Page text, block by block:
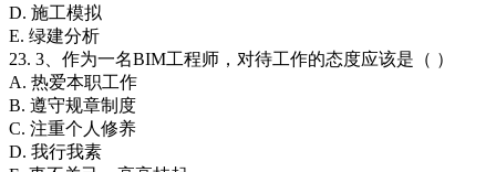
D. 施工模拟
E. 绿建分析
23. 3、作为一名BIM工程师，对待工作的态度应该是（ ）
A. 热爱本职工作
B. 遵守规章制度
C. 注重个人修养
D. 我行我素